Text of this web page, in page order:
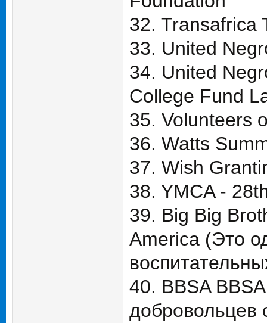
32. Transafrica
33. United
34. United
College Fund
35. Volunteers
36. Watts
37. Wish
38. YMCA -
39. Big Big
America (Это
40. BBSA
добровольцев